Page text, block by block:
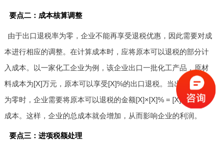
要点二：成本核算调整
由于出口退税率为零，企业不能再享受退税优惠，因此需要对成
本进行相应的调整。在计算成本时，应将原本可以退税的部分计
入成本。以一家化工企业为例，该企业出口一批化工产品，原材
料成本为[X]万元，原本可以享受[X]%的出口退税。当出口退税率
为零时，企业需要将原本可以退税的金额[X]×[X]% = [X]万元计入
成本。这样，企业的总成本就会增加，从而影响企业的利润。
要点三：进项税额处理